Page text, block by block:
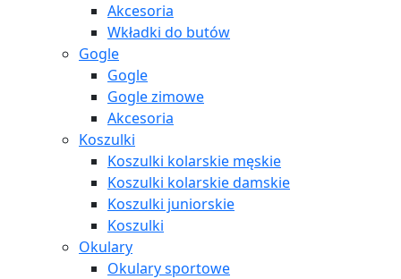
Akcesoria
Wkładki do butów
Gogle
Gogle
Gogle zimowe
Akcesoria
Koszulki
Koszulki kolarskie męskie
Koszulki kolarskie damskie
Koszulki juniorskie
Koszulki
Okulary
Okulary sportowe